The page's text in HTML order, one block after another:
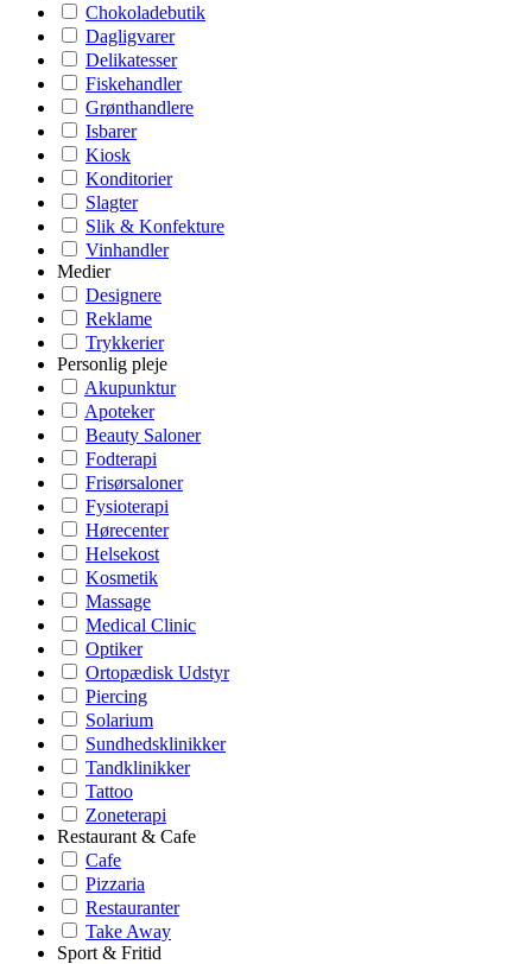
Chokoladebutik
Dagligvarer
Delikatesser
Fiskehandler
Grønthandlere
Isbarer
Kiosk
Konditorier
Slagter
Slik & Konfekture
Vinhandler
Medier
Designere
Reklame
Trykkerier
Personlig pleje
Akupunktur
Apoteker
Beauty Saloner
Fodterapi
Frisørsaloner
Fysioterapi
Hørecenter
Helsekost
Kosmetik
Massage
Medical Clinic
Optiker
Ortopædisk Udstyr
Piercing
Solarium
Sundhedsklinikker
Tandklinikker
Tattoo
Zoneterapi
Restaurant & Cafe
Cafe
Pizzaria
Restauranter
Take Away
Sport & Fritid